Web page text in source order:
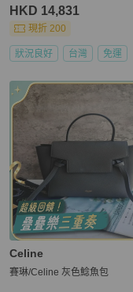
HKD 14,831
現折 200
狀況良好 台灣 免運
Celine
賽琳/Celine 灰色鯰魚包